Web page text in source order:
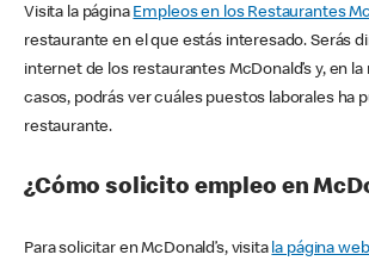
Visita la página Empleos en los Restaurantes
restaurante en el que estás interesado. Serás
internet de los restaurantes McDonald’s y, en la
casos, podrás ver cuáles puestos laborales ha
restaurante.
¿Cómo solicito empleo en
Para solicitar en McDonald’s, visita la página